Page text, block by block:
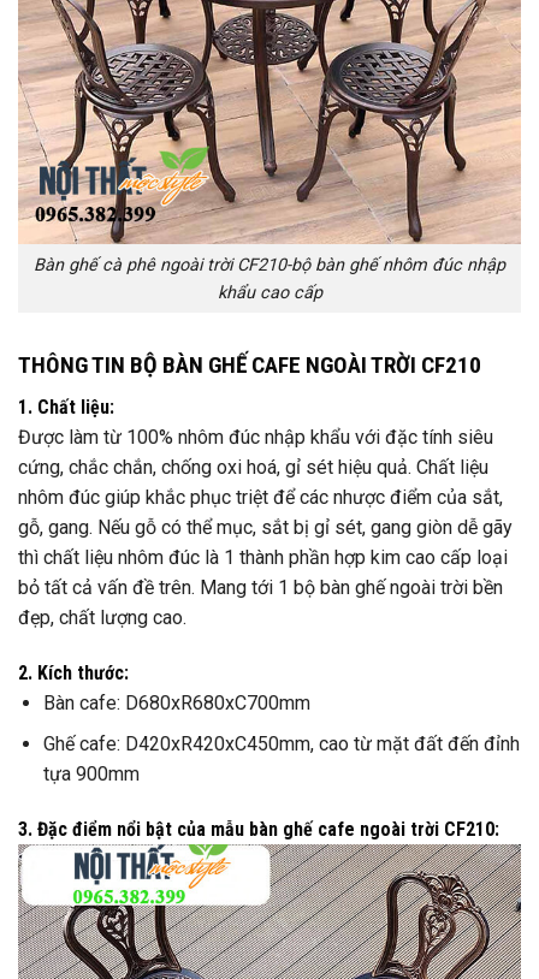
Bàn ghế cà phê ngoài trời CF210-bộ bàn ghế nhôm đúc nhập
khẩu cao cấp
THÔNG TIN BỘ BÀN GHẾ CAFE NGOÀI TRỜI CF210
1. Chất liệu:
Được làm từ 100% nhôm đúc nhập khẩu với đặc tính siêu
cứng, chắc chắn, chống oxi hoá, gỉ sét hiệu quả. Chất liệu
nhôm đúc giúp khắc phục triệt để các nhược điểm của sắt,
gỗ, gang. Nếu gỗ có thể mục, sắt bị gỉ sét, gang giòn dễ gãy
thì chất liệu nhôm đúc là 1 thành phần hợp kim cao cấp loại
bỏ tất cả vấn đề trên. Mang tới 1 bộ bàn ghế ngoài trời bền
đẹp, chất lượng cao.
2. Kích thước:
Bàn cafe: D680xR680xC700mm
Ghế cafe: D420xR420xC450mm, cao từ mặt đất đến đỉnh
tựa 900mm
3. Đặc điểm nổi bật của mẫu bàn ghế cafe ngoài trời CF210: